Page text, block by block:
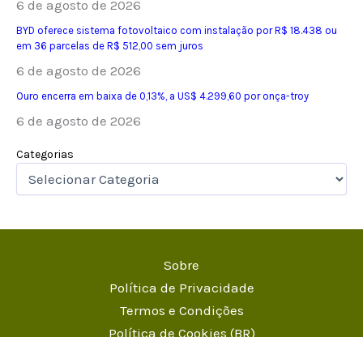
6 de agosto de 2026
BYD oferece sistema fotovoltaico com instalação por R$ 18.438 ou
em 36 parcelas de R$ 512,00 sem juros
6 de agosto de 2026
Ouro encerra em baixa de 0,13%, a US$ 4.299,60 por onça-troy
6 de agosto de 2026
Categorias
Sobre
Política de Privacidade
Termos e Condições
Política de Cookies (BR)